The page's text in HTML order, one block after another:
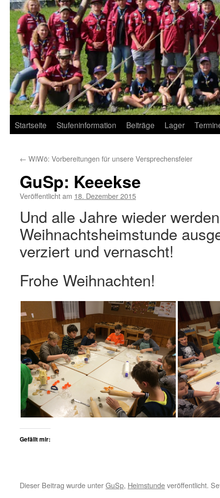
Startseite Stufeninformation Beiträge Lager
← WiWö: Vorbereitungen für unsere Versprechensfeier
GuSp: Keeekse
Veröffentlicht am 18. Dezember 2015
Und alle Jahre wieder
Weihnachtsheimstunde
verziert und vernascht!
Frohe Weihnachten!
Gefällt mir:
Dieser Beitrag wurde unterGuSp, Heimstundeveröffentlicht.